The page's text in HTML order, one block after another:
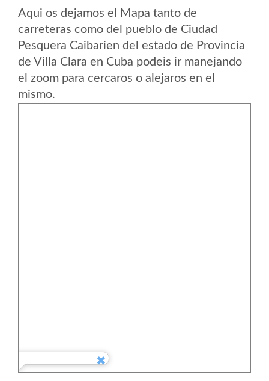
Aqui os dejamos el Mapa tanto de
carreteras como del pueblo de Ciudad
Pesquera Caibarien del estado de Provincia
de Villa Clara en Cuba podeis ir manejando
el zoom para cercaros o alejaros en el
mismo.